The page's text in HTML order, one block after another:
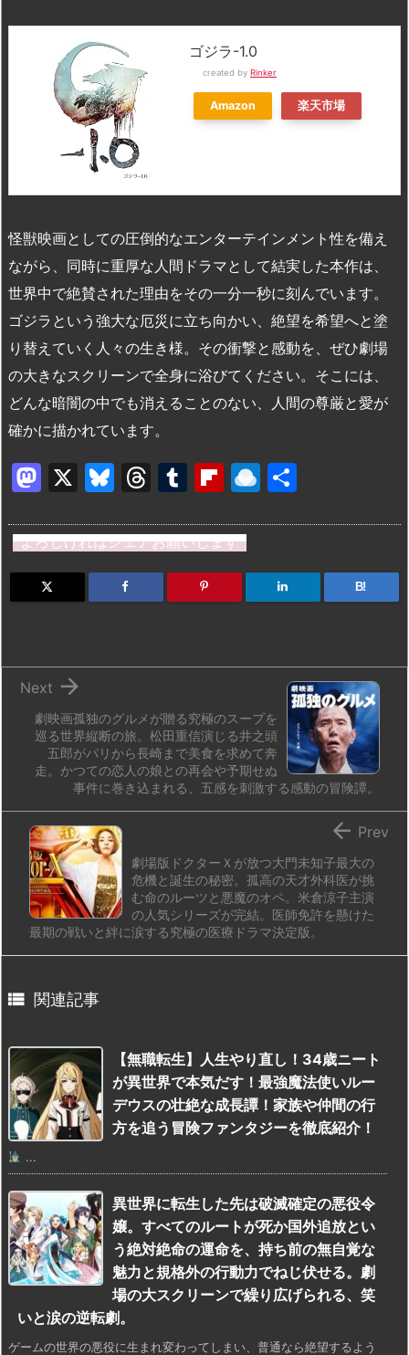
ゴジラ-1.0
created by Rinker
Amazon 楽天市場
怪獣映画としての圧倒的なエンターテインメント性を備え
ながら、同時に重厚な人間ドラマとして結実した本作は、
世界中で絶賛された理由をその一分一秒に刻んでいます。
ゴジラという強大な厄災に立ち向かい、絶望を希望へと塗
り替えていく人々の生き様。その衝撃と感動を、ぜひ劇場
の大きなスクリーンで全身に浴びてください。そこには、
どんな暗闇の中でも消えることのない、人間の尊厳と愛が
確かに描かれています。
M
st
o
d
X
Bl
e
s
k
T
e
a
d
T
m
bl
r
Fl
b
o
ar
R
n
dr
o
よろしければシェアお願いします
B!
劇映画孤独のグルメが贈る究極のスープを
巡る世界縦断の旅。松田重信演じる井之頭
五郎がパリから長崎まで美食を求めて奔
走。かつての恋人の娘との再会や予期せぬ
事件に巻き込まれる、五感を刺激する感動の冒険譚。

Next
劇場版ドクターＸが放つ大門未知子最大の
危機と誕生の秘密。孤高の天才外科医が挑
む命のルーツと悪魔のオペ。米倉涼子主演
の人気シリーズが完結。医師免許を懸けた
最期の戦いと絆に涙する究極の医療ドラマ決定版。
 Prev
 関連記事
【無職転生】人生やり直し！34歳ニート
が異世界で本気だす！最強魔法使いルー
デウスの壮絶な成長譚！家族や仲間の行
方を追う冒険ファンタジーを徹底紹介！
...
異世界に転生した先は破滅確定の悪役令
嬢。すべてのルートが死か国外追放とい
う絶対絶命の運命を、持ち前の無自覚な
魅力と規格外の行動力でねじ伏せる。劇
場の大スクリーンで繰り広げられる、笑
いと涙の逆転劇。
ゲームの世界の悪役に生まれ変わってしまい、普通なら絶望するよう